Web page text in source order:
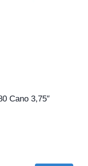
Cano 3,75″